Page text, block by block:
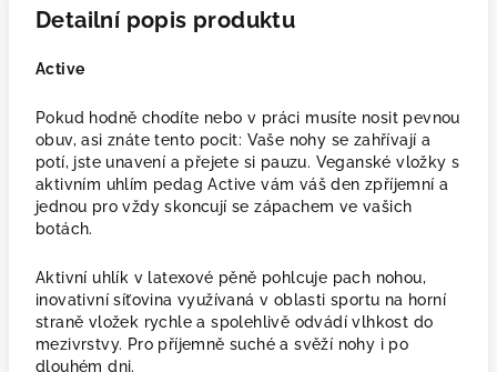
Detailní popis produktu
Active
Pokud hodně chodíte nebo v práci musíte nosit pevnou
obuv, asi znáte tento pocit: Vaše nohy se zahřívají a
potí, jste unavení a přejete si pauzu. Veganské vložky s
aktivním uhlím pedag Active vám váš den zpříjemní a
jednou pro vždy skoncují se zápachem ve vašich
botách.
Aktivní uhlík v latexové pěně pohlcuje pach nohou,
inovativní síťovina využívaná v oblasti sportu na horní
straně vložek rychle a spolehlivě odvádí vlhkost do
mezivrstvy. Pro příjemně suché a svěží nohy i po
dlouhém dni.